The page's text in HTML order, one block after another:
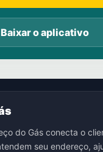
Baixar o aplicativo
do Gás conecta o
seu endereço,